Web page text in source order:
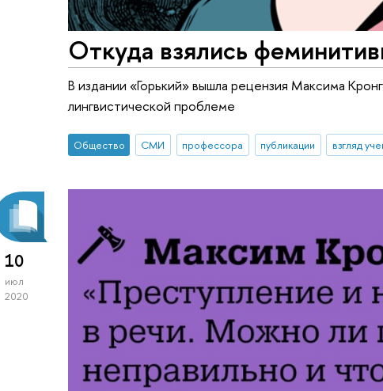
Откуда взялись
В издании «Горький» вышла рецензия Максима
лингвистической проблеме
Общество СМИ профессора публикации взгляд
10
июл
2020